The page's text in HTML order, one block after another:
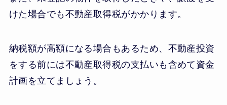
けた場合でも不動産取得税がかかります。
納税額が高額になる場合もあるため、不動産投資
をする前には不動産取得税の支払いも含めて資金
計画を立てましょう。